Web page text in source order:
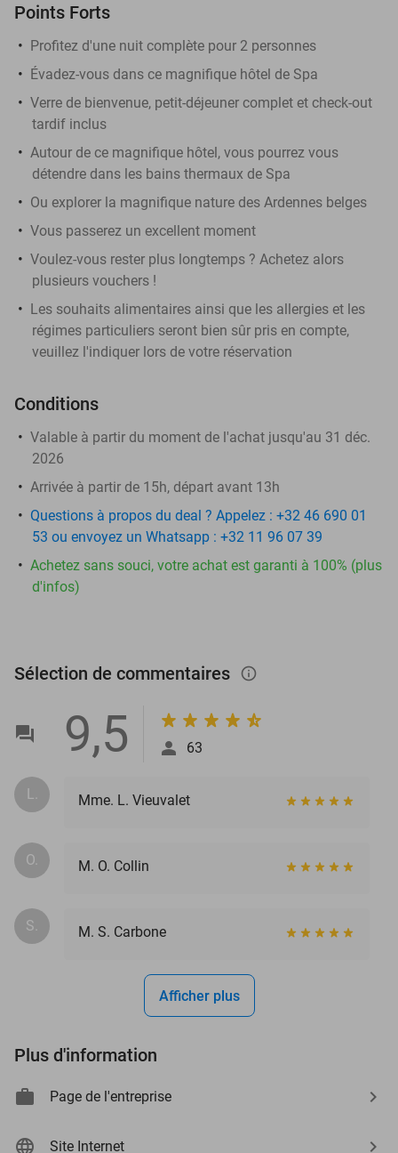
Points Forts
Profitez d'une nuit complète pour 2 personnes
Évadez-vous dans ce magnifique hôtel de Spa
Verre de bienvenue, petit-déjeuner complet et check-out
tardif inclus
Autour de ce magnifique hôtel, vous pourrez vous
détendre dans les bains thermaux de Spa
Ou explorer la magnifique nature des Ardennes belges
Vous passerez un excellent moment
Voulez-vous rester plus longtemps ? Achetez alors
plusieurs vouchers !
Les souhaits alimentaires ainsi que les allergies et les
régimes particuliers seront bien sûr pris en compte,
veuillez l'indiquer lors de votre réservation
Conditions
Valable à partir du moment de l'achat jusqu'au 31 déc.
2026
Arrivée à partir de 15h, départ avant 13h
Questions à propos du deal ? Appelez : +32 46 690 01
53 ou envoyez un Whatsapp : +32 11 96 07 39
Achetez sans souci, votre achat est garanti à 100% (plus
d'infos)
Sélection de commentaires info_outlined
9,5 63
L. Mme. L. Vieuvalet
O. M. O. Collin
S. M. S. Carbone
Afficher plus
Plus d'information
Page de l'entreprise
Site Internet